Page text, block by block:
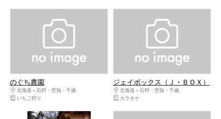
のぐち農園
北海道
石狩・空知・千歳
いちご狩り
ジェイボックス（Ｊ・ＢＯＸ）
北海道
石狩・空知・千歳
カラオケ